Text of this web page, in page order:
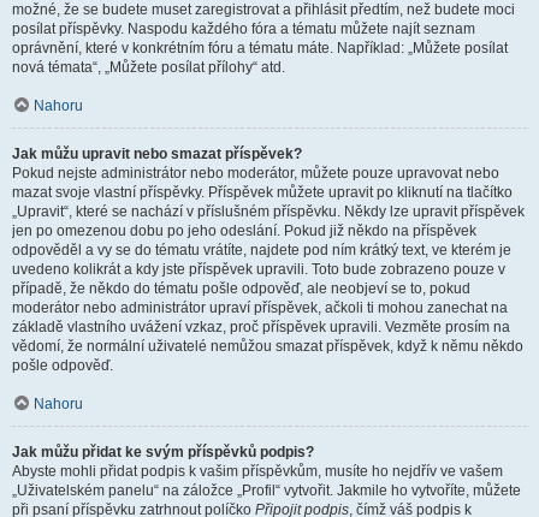
možné, že se budete muset zaregistrovat a přihlásit předtím, než budete moci
posílat příspěvky. Naspodu každého fóra a tématu můžete najít seznam
oprávnění, které v konkrétním fóru a tématu máte. Například: „Můžete posílat
nová témata“, „Můžete posílat přílohy“ atd.
Nahoru
Jak můžu upravit nebo smazat příspěvek?
Pokud nejste administrátor nebo moderátor, můžete pouze upravovat nebo
mazat svoje vlastní příspěvky. Příspěvek můžete upravit po kliknutí na tlačítko
„Upravit“, které se nachází v příslušném příspěvku. Někdy lze upravit příspěvek
jen po omezenou dobu po jeho odeslání. Pokud již někdo na příspěvek
odpověděl a vy se do tématu vrátíte, najdete pod ním krátký text, ve kterém je
uvedeno kolikrát a kdy jste příspěvek upravili. Toto bude zobrazeno pouze v
případě, že někdo do tématu pošle odpověď, ale neobjeví se to, pokud
moderátor nebo administrátor upraví příspěvek, ačkoli ti mohou zanechat na
základě vlastního uvážení vzkaz, proč příspěvek upravili. Vezměte prosím na
vědomí, že normální uživatelé nemůžou smazat příspěvek, když k němu někdo
pošle odpověď.
Nahoru
Jak můžu přidat ke svým příspěvků podpis?
Abyste mohli přidat podpis k vašim příspěvkům, musíte ho nejdřív ve vašem
„Uživatelském panelu“ na záložce „Profil“ vytvořit. Jakmile ho vytvoříte, můžete
při psaní příspěvku zatrhnout políčko Připojit podpis, čímž váš podpis k